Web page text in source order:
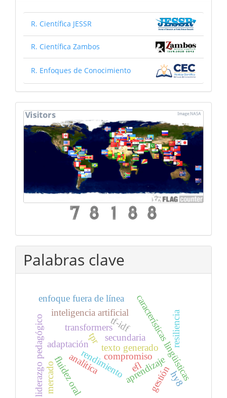
R. Científica JESSR
R. Científica Zambos
R. Enfoques de Conocimiento
mapa
Palabras clave
analítica
rendimiento
secundaria
aprendizaje
compromiso
texto generadocaracterísticas lingüísticas
tf-idf
transformers
tpr
fluidez oral efl
inteligencia artificial resiliencia
adaptación
mercado gestión
enfoque fuera de línea
liderazgo pedagógico hy8